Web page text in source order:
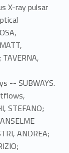
X-ray pulsar
TAVERNA,
-- SUBWAYS.
STEFANO;
ANDREA;